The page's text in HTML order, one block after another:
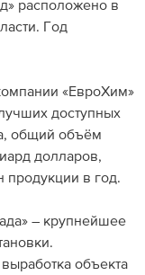
расположено в
Год
«ЕвроХим»
доступных
общий объём
долларов,
продукции в год.
– крупнейшее
объекта